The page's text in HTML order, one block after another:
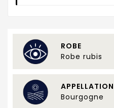
ROBE
Robe rubis
APPELLATION
Bourgogne